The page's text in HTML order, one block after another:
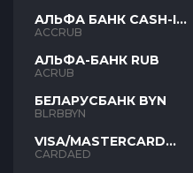
АЛЬФА БАНК CASH-IN
RUB
ACCRUB
АЛЬФА-БАНК RUB
ACRUB
БЕЛАРУСБАНК BYN
BLRBBYN
VISA/MASTERCARD
AED
CARDAED